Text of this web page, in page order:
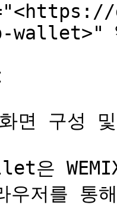
wallet>"
면 구성
은
우저를 통